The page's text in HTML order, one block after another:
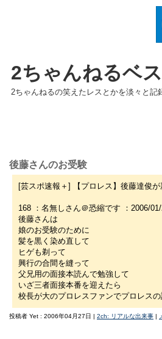
2ちゃんねるベ
2ちゃんねるの笑えたレスとかを淡々と記
後藤さんのお受験
[芸スポ速報＋] 【プロレス】後藤達俊
168 ：名無しさん＠恐縮です ：2006/
後藤さんは
娘のお受験のために
髪を黒く染め直して
ヒゲも剃って
興行の合間を縫って
父兄用の面接本読んで勉強して
いざ三者面接本番を迎えたら
校長が大のプロレスファンでプロレス
投稿者 Yet : 2006年04月27日 | 2ch: リアルな出来事 |